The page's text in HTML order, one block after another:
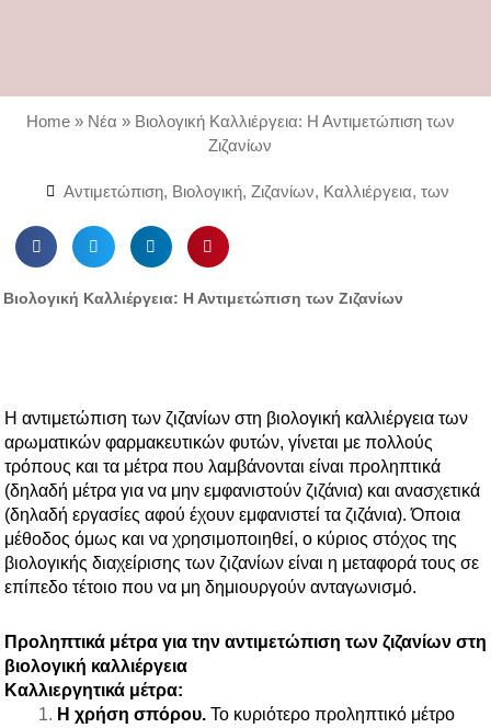
Home» Νέα » Βιολογική Καλλιέργεια: Η Αντιμετώπιση των
Ζιζανίων
Αντιμετώπιση, Βιολογική, Ζιζανίων, Καλλιέργεια, των
c
e
k
Βιολογική Καλλιέργεια: Η Αντιμετώπιση των Ζιζανίων
Η αντιμετώπιση των ζιζανίων στη βιολογική καλλιέργεια των
αρωματικών φαρμακευτικών φυτών, γίνεται με πολλούς
τρόπους και τα μέτρα που λαμβάνονται είναι προληπτικά
(δηλαδή μέτρα για να μην εμφανιστούν ζιζάνια) και ανασχετικά
(δηλαδή εργασίες αφού έχουν εμφανιστεί τα ζιζάνια). Όποια
μέθοδος όμως και να χρησιμοποιηθεί, ο κύριος στόχος της
βιολογικής διαχείρισης των ζιζανίων είναι η μεταφορά τους σε
επίπεδο τέτοιο που να μη δημιουργούν ανταγωνισμό.
Προληπτικά μέτρα για την αντιμετώπιση των ζιζανίων στη
βιολογική καλλιέργεια
Καλλιεργητικά μέτρα:
Η χρήση σπόρου. Το κυριότερο προληπτικό μέτρο